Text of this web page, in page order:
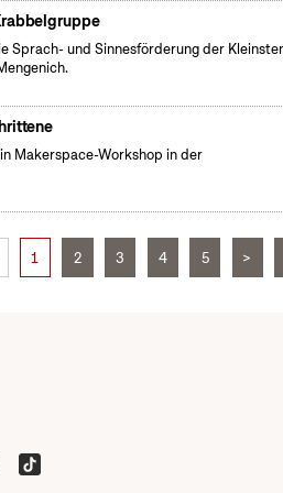
Sprach- und Sinnesförderung der
Makerspace-Workshop in der
1 2 3 4 5 >